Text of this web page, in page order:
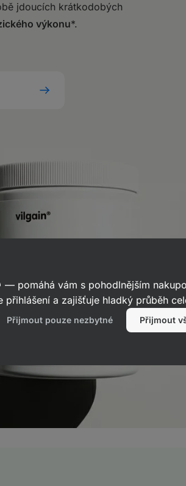
jdoucích krátkodobých
výkonu*.
— pomáhá vám s pohodlnějším
přihlášení a zajišťuje hladký průběh
Přijmout pouze nezbytné Přijmout